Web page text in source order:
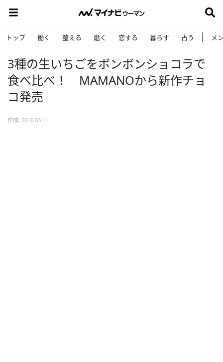
トップ 働く 整える 磨く 恋する 暮らす 占う メ
3種の生いちごをボンボンショコラで
食べ比べ！ MAMANOから新作チョ
コ発売
作成: 2016.03.11